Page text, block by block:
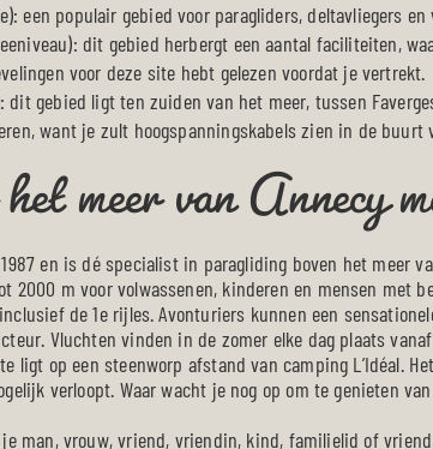
een populair gebied voor paragliders, deltavliegers en
dit gebied herbergt een aantal faciliteiten,
voor deze site hebt gelezen voordat je vertrekt.
dit gebied ligt ten zuiden van het meer, tussen
want je zult hoogspanningskabels zien in de buurt
meer van
en is dé specialist in paragliding boven het meer
2000 m voor volwassenen, kinderen en mensen
de 1e rijles. Avonturiers kunnen een
Vluchten vinden in de zomer elke dag plaats
ligt op een steenworp afstand van camping L’Idéal.
verloopt. Waar wacht je nog op om te genieten
man, vrouw, vriend, vriendin, kind, familielid of